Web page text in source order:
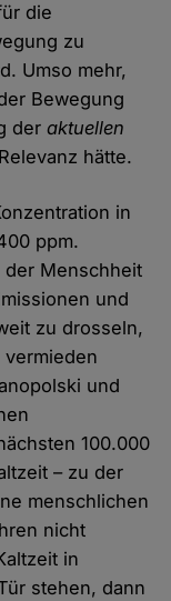
die
zu
Umso mehr,
Bewegung
deraktuellen
hätte.
in
ppm.
Menschheit
und
zu drosseln,
und
100.000
– zu der
menschlichen
nicht
in
stehen, dann